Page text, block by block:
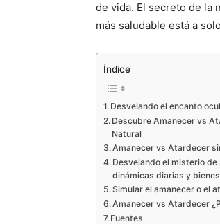
de vida. El secreto de la
más saludable está a
Índice
Desvelando el encanto
Descubre Amanecer vs
Natural
Amanecer vs Atardecer
Desvelando el misterio
dinámicas diarias y
Simular el amanecer o el
Amanecer vs Atardecer
Fuentes